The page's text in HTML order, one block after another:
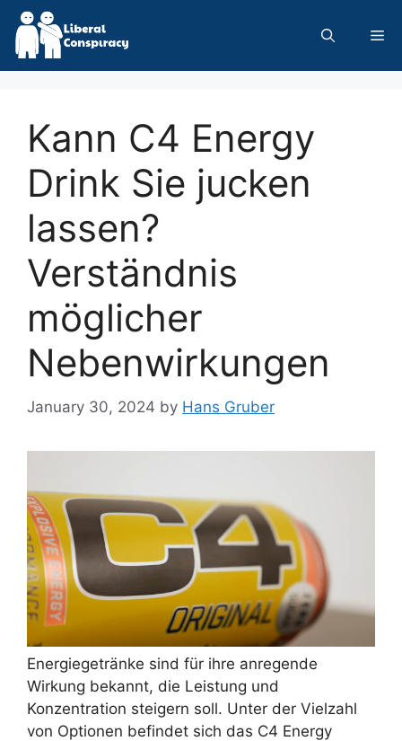
Skip
content
Kann C4 Energy
Drink Sie jucken
lassen?
Verständnis
möglicher
Nebenwirkungen
January 30, 2024 by Hans Gruber
Energiegetränke sind für ihre anregende
Wirkung bekannt, die Leistung und
Konzentration steigern soll. Unter der Vielzahl
von Optionen befindet sich das C4 Energy